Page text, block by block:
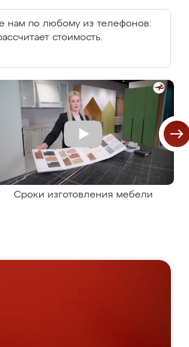
нам по любому из телефонов:
стоимость.
Сроки изготовления мебели